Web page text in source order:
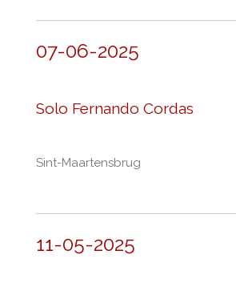
07-06-2025
Solo Fernando Cordas
Sint-Maartensbrug
11-05-2025